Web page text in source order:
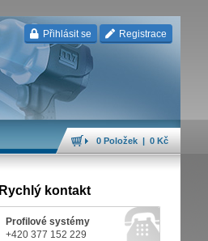
Přihlásit se Registrace
0 Položek | 0 Kč
Rychlý kontakt
Profilové systémy
+420 377 152 229